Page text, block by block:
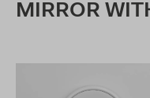
MIRROR